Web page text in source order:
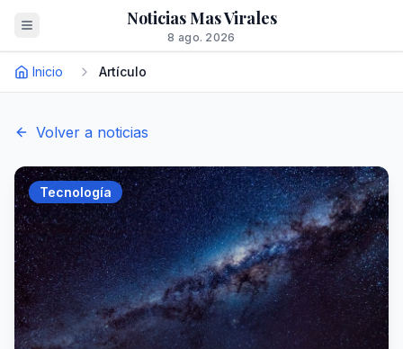
Noticias Mas Virales
8 ago. 2026
Inicio Artículo
Volver a noticias
Tecnología